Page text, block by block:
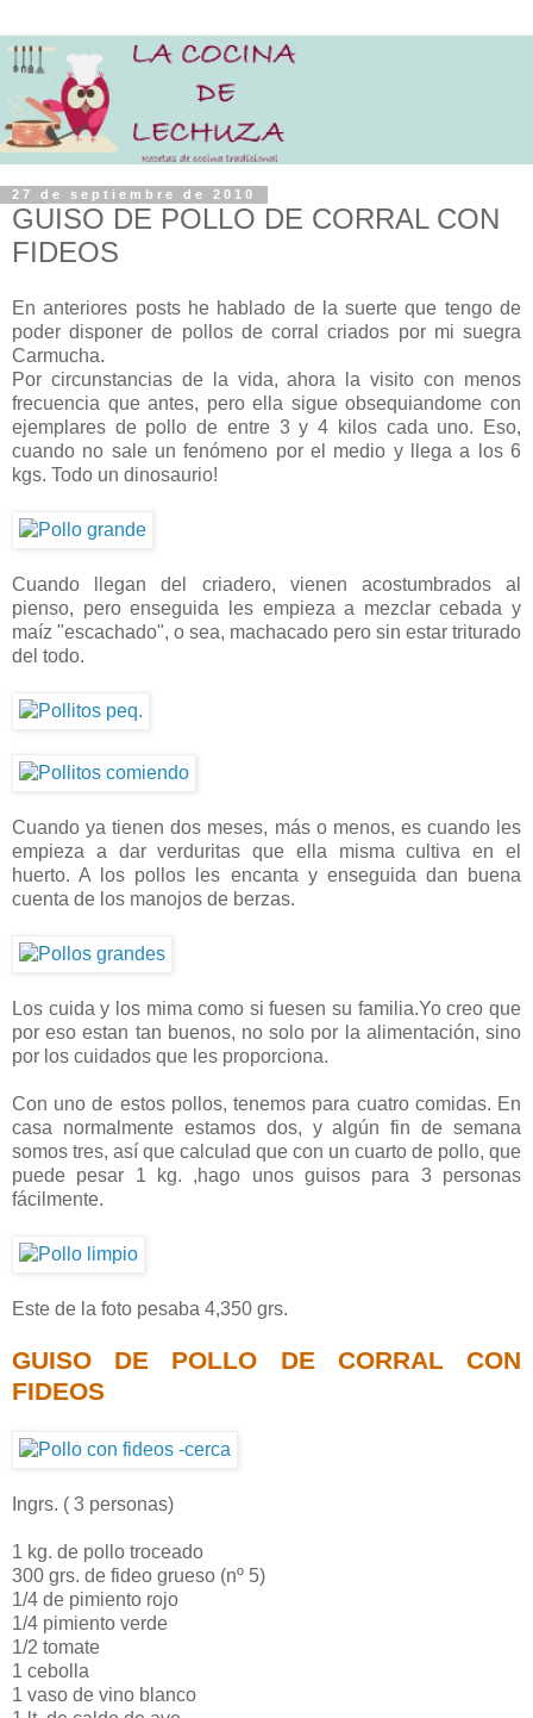
27 de septiembre de 2010
GUISO DE POLLO DE CORRAL CON
FIDEOS
En anteriores posts he hablado de la suerte que tengo de
poder disponer de pollos de corral criados por mi suegra
Carmucha.
Por circunstancias de la vida, ahora la visito con menos
frecuencia que antes, pero ella sigue obsequiandome con
ejemplares de pollo de entre 3 y 4 kilos cada uno. Eso,
cuando no sale un fenómeno por el medio y llega a los 6
kgs. Todo un dinosaurio!
Cuando llegan del criadero, vienen acostumbrados al
pienso, pero enseguida les empieza a mezclar cebada y
maíz "escachado", o sea, machacado pero sin estar triturado
del todo.
Cuando ya tienen dos meses, más o menos, es cuando les
empieza a dar verduritas que ella misma cultiva en el
huerto. A los pollos les encanta y enseguida dan buena
cuenta de los manojos de berzas.
Los cuida y los mima como si fuesen su familia.Yo creo que
por eso estan tan buenos, no solo por la alimentación, sino
por los cuidados que les proporciona.
Con uno de estos pollos, tenemos para cuatro comidas. En
casa normalmente estamos dos, y algún fin de semana
somos tres, así que calculad que con un cuarto de pollo, que
puede pesar 1 kg. ,hago unos guisos para 3 personas
fácilmente.
Este de la foto pesaba 4,350 grs.
GUISO DE POLLO DE CORRAL CON
FIDEOS
Ingrs. ( 3 personas)
1 kg. de pollo troceado
300 grs. de fideo grueso (nº 5)
1/4 de pimiento rojo
1/4 pimiento verde
1/2 tomate
1 cebolla
1 vaso de vino blanco